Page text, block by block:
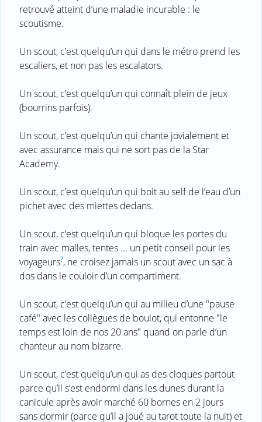
retrouvé atteint d’une maladie incurable : le
scoutisme.
Un scout, c’est quelqu’un qui dans le métro prend les
escaliers, et non pas les escalators.
Un scout, c’est quelqu’un qui connaît plein de jeux
(bourrins parfois).
Un scout, c’est quelqu’un qui chante jovialement et
avec assurance mais qui ne sort pas de la Star
Academy.
Un scout, c’est quelqu’un qui boit au self de l’eau d’un
pichet avec des miettes dedans.
Un scout, c’est quelqu’un qui bloque les portes du
train avec malles, tentes ... un petit conseil pour les
voyageurs?, ne croisez jamais un scout avec un sac à
dos dans le couloir d’un compartiment.
Un scout, c’est quelqu’un qui au milieu d’une "pause
café" avec les collègues de boulot, qui entonne "le
temps est loin de nos 20 ans" quand on parle d’un
chanteur au nom bizarre.
Un scout, c’est quelqu’un qui as des cloques partout
parce qu’il s’est endormi dans les dunes durant la
canicule après avoir marché 60 bornes en 2 jours
sans dormir (parce qu’il a joué au tarot toute la nuit) et